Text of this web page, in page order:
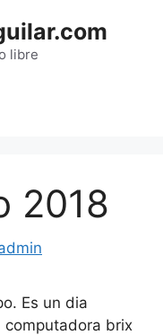
libre
2018
Es un dia
computadora brix